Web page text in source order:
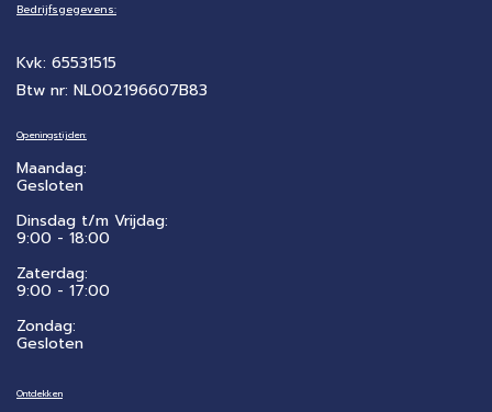
Bedrijfsgegevens:
Kvk: 65531515
Btw nr: NL002196607B83
Openingstijden:
Maandag:
Gesloten
Dinsdag t/m Vrijdag:
9:00 - 18:00
Zaterdag:
​9:00 - 17:00
Zondag:
Gesloten
Ontdekken